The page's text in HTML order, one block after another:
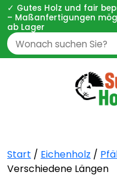
✓ Gutes Holz und fair
– Maßanfertigungen
ab Lager
Zoeken
naar:
Start / Eichenholz /
Verschiedene Längen